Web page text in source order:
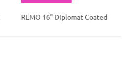
REMO 16" Diplomat Coated